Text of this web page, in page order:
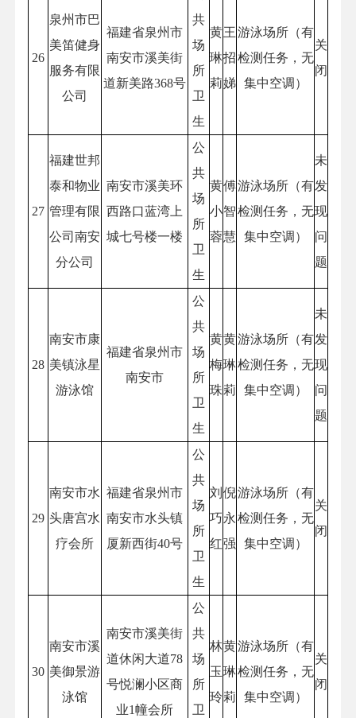
26
泉州市巴
美笛健身
服务有限
公司
福建省泉州市
南安市溪美街
道新美路368号
共
场
所
卫
生
黄
琳
莉
王
招
娣
游泳场所（有
检测任务，无
集中空调）
关
闭
27
福建世邦
泰和物业
管理有限
公司南安
分公司
南安市溪美环
西路口蓝湾上
城七号楼一楼
公
共
场
所
卫
生
黄
小
蓉
傅
智
慧
游泳场所（有
检测任务，无
集中空调）
未
发
现
问
题
28
南安市康
美镇泳星
游泳馆
福建省泉州市
南安市
公
共
场
所
卫
生
黄
梅
珠
黄
琳
莉
游泳场所（有
检测任务，无
集中空调）
未
发
现
问
题
29
南安市水
头唐宫水
疗会所
福建省泉州市
南安市水头镇
厦新西街40号
公
共
场
所
卫
生
刘
巧
红
倪
永
强
游泳场所（有
检测任务，无
集中空调）
关
闭
30
南安市溪
美御景游
泳馆
南安市溪美街
道休闲大道78
号悦澜小区商
业1幢会所
公
共
场
所
卫
林
玉
玲
黄
琳
莉
游泳场所（有
检测任务，无
集中空调）
关
闭